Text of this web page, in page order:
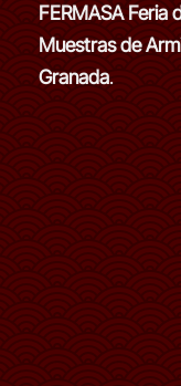
FERMASA Feria
Muestras de
Granada.